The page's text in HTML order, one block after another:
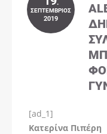
ΣΕΠΤΈΜΒΡΙΟΣ
2019
[ad_1]
Kατερίνα Πιπέρη